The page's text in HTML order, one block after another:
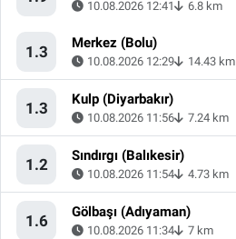
10.08.2026 12:41 6.8 km
1.3 Merkez (Bolu)
10.08.2026 12:29 14.43 km
1.3 Kulp (Diyarbakır)
10.08.2026 11:56 7.24 km
1.2 Sındırgı (Balıkesir)
10.08.2026 11:54 4.73 km
1.6 Gölbaşı (Adıyaman)
10.08.2026 11:34 7 km